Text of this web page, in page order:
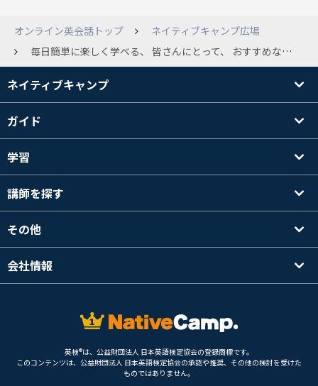
オンライン英会話トップ
ネイティブキャンプ広場
毎日簡単に楽しく学べる、 皆さんにとって、 おすすめな教材はありますか。 （初心者）(´・＿・`)
ネイティブキャンプ
ガイド
学習
講師を探す
その他
会社情報
英検®は、公益財団法人 日本英語検定協会の登録商標です。
このコンテンツは、公益財団法人 日本英語検定協会の承認や推奨、その他の検討を受けた
ものではありません。